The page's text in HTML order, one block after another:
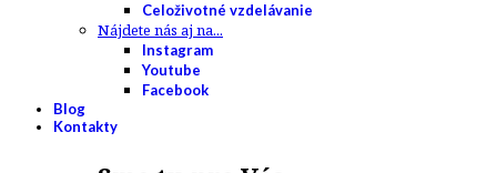
Celoživotné vzdelávanie
Nájdete nás aj na...
Instagram
Youtube
Facebook
Blog
Kontakty